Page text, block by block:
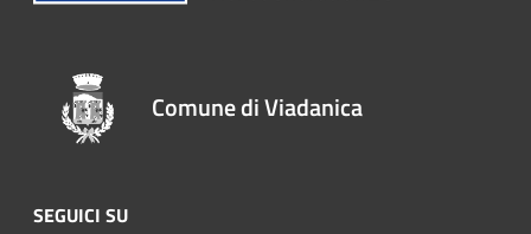
Comune di Viadanica
SEGUICI SU